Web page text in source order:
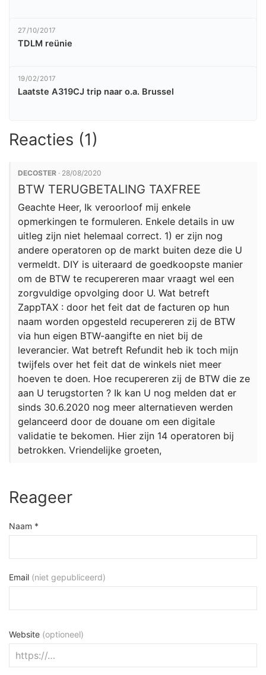
27/10/2017
TDLM reünie
19/02/2017
Laatste A319CJ trip naar o.a. Brussel
Reacties (1)
DECOSTER · 28/08/2020
BTW TERUGBETALING TAXFREE
Geachte Heer, Ik veroorloof mij enkele
opmerkingen te formuleren. Enkele details in uw
uitleg zijn niet helemaal correct. 1) er zijn nog
andere operatoren op de markt buiten deze die U
vermeldt. DIY is uiteraard de goedkoopste manier
om de BTW te recupereren maar vraagt wel een
zorgvuldige opvolging door U. Wat betreft
ZappTAX : door het feit dat de facturen op hun
naam worden opgesteld recupereren zij de BTW
via hun eigen BTW-aangifte en niet bij de
leverancier. Wat betreft Refundit heb ik toch mijn
twijfels over het feit dat de winkels niet meer
hoeven te doen. Hoe recupereren zij de BTW die ze
aan U terugstorten ? Ik kan U nog melden dat er
sinds 30.6.2020 nog meer alternatieven werden
gelanceerd door de douane om een digitale
validatie te bekomen. Hier zijn 14 operatoren bij
betrokken. Vriendelijke groeten,
Reageer
Naam *
Email (niet gepubliceerd)
Website (optioneel)